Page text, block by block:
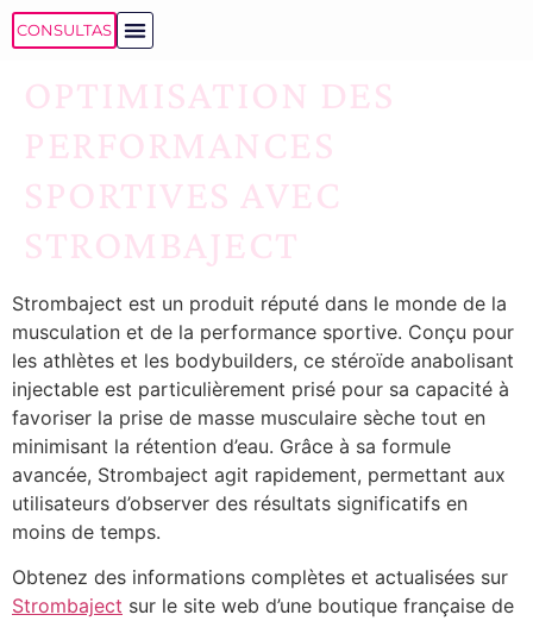
CONSULTAS
OPTIMISATION DES
PERFORMANCES
SPORTIVES AVEC
STROMBAJECT
Strombaject est un produit réputé dans le monde de la
musculation et de la performance sportive. Conçu pour
les athlètes et les bodybuilders, ce stéroïde anabolisant
injectable est particulièrement prisé pour sa capacité à
favoriser la prise de masse musculaire sèche tout en
minimisant la rétention d’eau. Grâce à sa formule
avancée, Strombaject agit rapidement, permettant aux
utilisateurs d’observer des résultats significatifs en
moins de temps.
Obtenez des informations complètes et actualisées sur
Strombaject sur le site web d’une boutique française de